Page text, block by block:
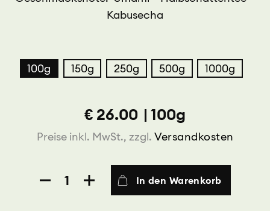
Kabusecha
100g 150g 250g 500g 1000g
€26.00 | 100g
Preise inkl. MwSt., zzgl. Versandkosten
Sencha
In den Warenkorb